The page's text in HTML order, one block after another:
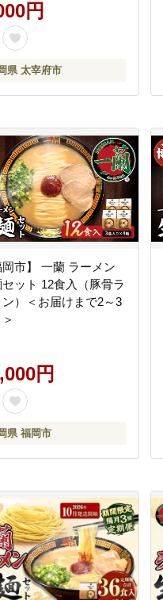
円
県 太宰府市
岡市】 一蘭 ラーメン
ット 12食入（豚骨ラ
ン）＜お届けまで2～3
円
県 福岡市